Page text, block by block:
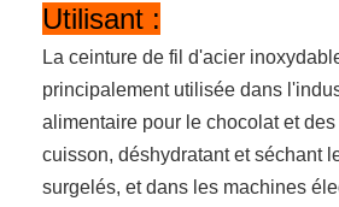
Utilisant :
La ceinture de fil d'acier
principalement utilisée dans
alimentaire pour le chocolat et
cuisson, déshydratant et séchant
surgelés, et dans les machines